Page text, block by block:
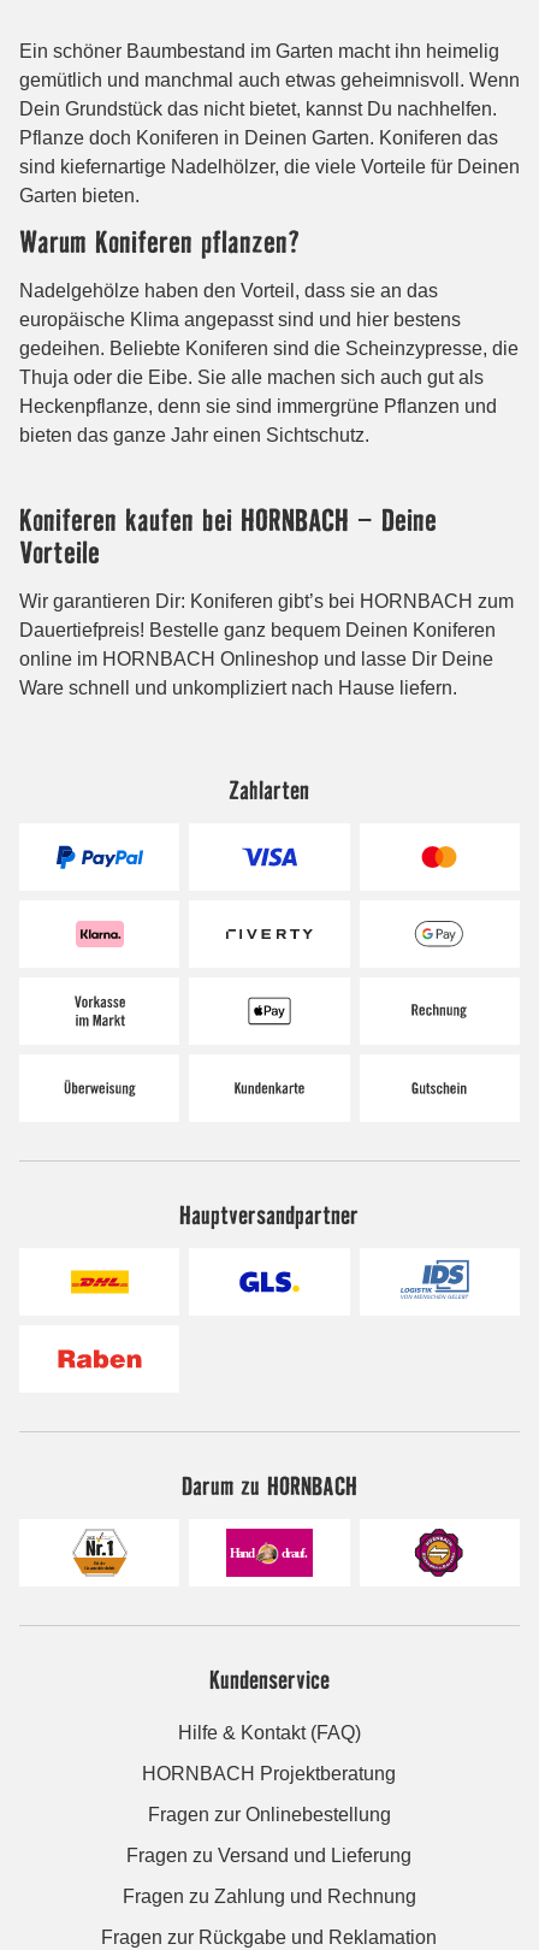
Zahlarten
Hauptversandpartner
Darum zu HORNBACH
Kundenservice
Hilfe & Kontakt (FAQ)
HORNBACH Projektberatung
Fragen zur Onlinebestellung
Fragen zu Versand und Lieferung
Fragen zu Zahlung und Rechnung
Fragen zur Rückgabe und Reklamation